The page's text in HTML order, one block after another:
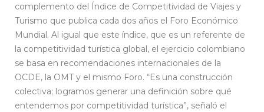
complemento del Índice de Competitividad de Viajes y
Turismo que publica cada dos años el Foro Económico
Mundial. Al igual que este índice, que es un referente de
la competitividad turística global, el ejercicio colombiano
se basa en recomendaciones internacionales de la
OCDE, la OMT y el mismo Foro. “Es una construcción
colectiva; logramos generar una definición sobre qué
entendemos por competitividad turística”, señaló el